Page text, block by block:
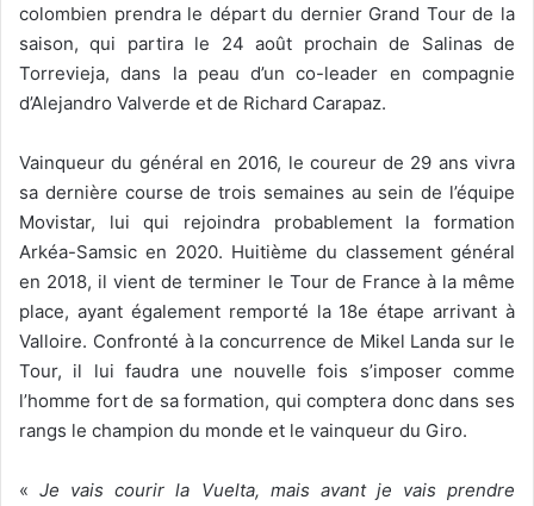
colombien prendra le départ du dernier Grand Tour de la
saison, qui partira le 24 août prochain de Salinas de
Torrevieja, dans la peau d’un co-leader en compagnie
d’Alejandro Valverde et de Richard Carapaz.
Vainqueur du général en 2016, le coureur de 29 ans vivra
sa dernière course de trois semaines au sein de l’équipe
Movistar, lui qui rejoindra probablement la formation
Arkéa-Samsic en 2020. Huitième du classement général
en 2018, il vient de terminer le Tour de France à la même
place, ayant également remporté la 18e étape arrivant à
Valloire. Confronté à la concurrence de Mikel Landa sur le
Tour, il lui faudra une nouvelle fois s’imposer comme
l’homme fort de sa formation, qui comptera donc dans ses
rangs le champion du monde et le vainqueur du Giro.
«Je vais courir la Vuelta, mais avant je vais prendre